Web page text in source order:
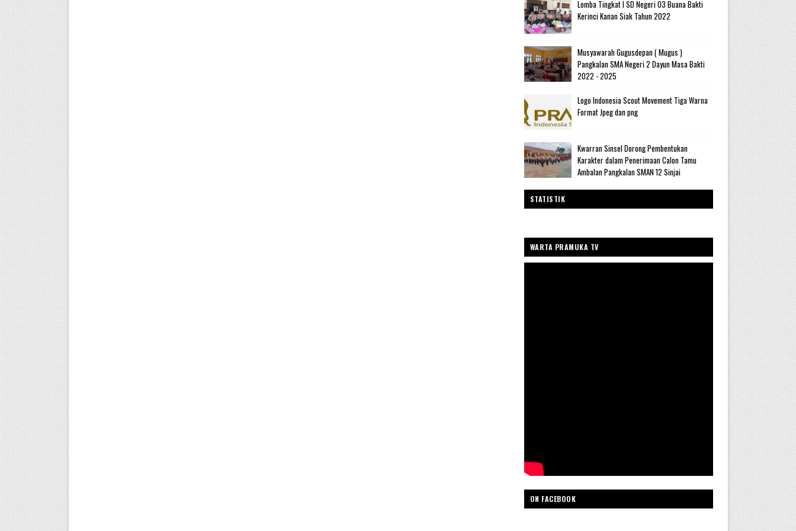
Lomba Tingkat I SD Negeri 03 Buana Bakti
Kerinci Kanan Siak Tahun 2022
Musyawarah Gugusdepan ( Mugus )
Pangkalan SMA Negeri 2 Dayun Masa Bakti
2022 - 2025
Logo Indonesia Scout Movement Tiga Warna
Format Jpeg dan png
Kwarran Sinsel Dorong Pembentukan
Karakter dalam Penerimaan Calon Tamu
Ambalan Pangkalan SMAN 12 Sinjai
STATISTIK
WARTA PRAMUKA TV
ON FACEBOOK